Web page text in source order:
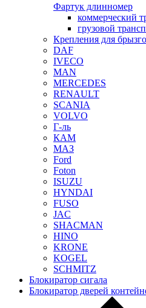
Фартук длинномер
коммерческий
грузовой
Крепления для
DAF
IVECO
MAN
MERCEDES
RENAULT
SCANIA
VOLVO
Г-ль
КАМ
МАЗ
Ford
Foton
ISUZU
HYNDAI
FUSO
JAC
SHACMAN
HINO
KRONE
KOGEL
SCHMITZ
Блокиратор сигала
Блокиратор дверей